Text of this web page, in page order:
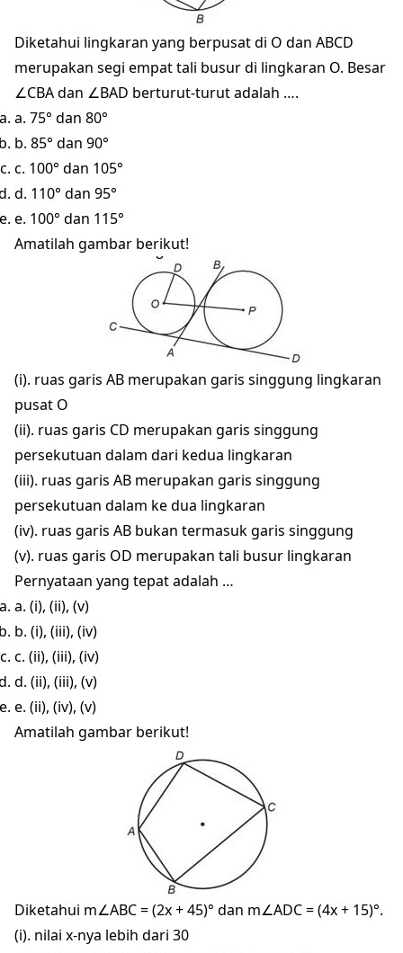
Diketahui lingkaran yang berpusat di O dan ABCD
merupakan segi empat tali busur di lingkaran O. Besar
∠CBA dan ∠BAD berturut-turut adalah ….
a. 75° dan 80°
b. 85° dan 90°
c. 100° dan 105°
d. 110° dan 95°
e. 100° dan 115°
Amatilah gambar berikut!
(i). ruas garis AB merupakan garis singgung lingkaran
pusat O
(ii). ruas garis CD merupakan garis singgung
persekutuan dalam dari kedua lingkaran
(iii). ruas garis AB merupakan garis singgung
persekutuan dalam ke dua lingkaran
(iv). ruas garis AB bukan termasuk garis singgung
(v). ruas garis OD merupakan tali busur lingkaran
Pernyataan yang tepat adalah …
a. (i), (ii), (v)
b. (i), (iii), (iv)
c. (ii), (iii), (iv)
d. (ii), (iii), (v)
e. (ii), (iv), (v)
Amatilah gambar berikut!
Diketahui m∠ABC = (2x + 45)° dan m∠ADC = (4x + 15)°.
(i). nilai x-nya lebih dari 30